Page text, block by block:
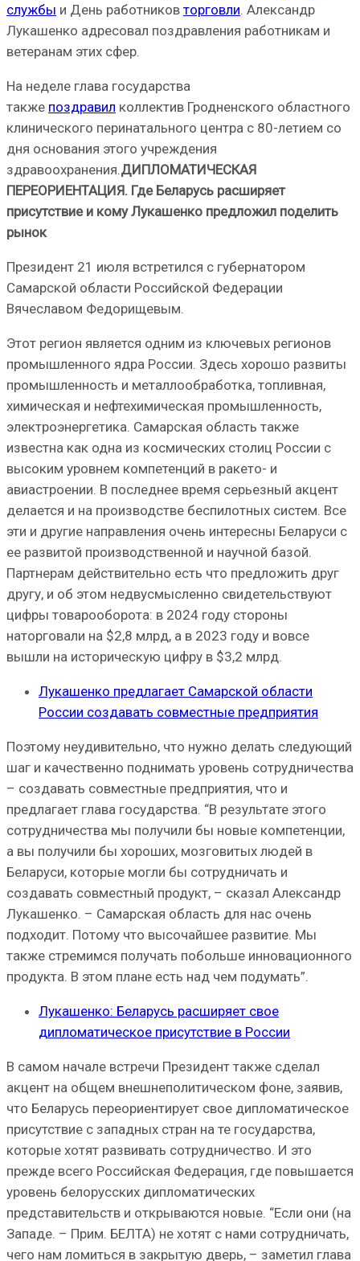
службы и День работников торговли. Александр
Лукашенко адресовал поздравления работникам и
ветеранам этих сфер.
На неделе глава государства
также поздравил коллектив Гродненского областного
клинического перинатального центра с 80-летием со
дня основания этого учреждения
здравоохранения.ДИПЛОМАТИЧЕСКАЯ
ПЕРЕОРИЕНТАЦИЯ. Где Беларусь расширяет
присутствие и кому Лукашенко предложил поделить
рынок
Президент 21 июля встретился с губернатором
Самарской области Российской Федерации
Вячеславом Федорищевым.
Этот регион является одним из ключевых регионов
промышленного ядра России. Здесь хорошо развиты
промышленность и металлообработка, топливная,
химическая и нефтехимическая промышленность,
электроэнергетика. Самарская область также
известна как одна из космических столиц России с
высоким уровнем компетенций в ракето- и
авиастроении. В последнее время серьезный акцент
делается и на производстве беспилотных систем. Все
эти и другие направления очень интересны Беларуси с
ее развитой производственной и научной базой.
Партнерам действительно есть что предложить друг
другу, и об этом недвусмысленно свидетельствуют
цифры товарооборота: в 2024 году стороны
наторговали на $2,8 млрд, а в 2023 году и вовсе
вышли на историческую цифру в $3,2 млрд.
Лукашенко предлагает Самарской области
России создавать совместные предприятия
Поэтому неудивительно, что нужно делать следующий
шаг и качественно поднимать уровень сотрудничества
– создавать совместные предприятия, что и
предлагает глава государства. “В результате этого
сотрудничества мы получили бы новые компетенции,
а вы получили бы хороших, мозговитых людей в
Беларуси, которые могли бы сотрудничать и
создавать совместный продукт, – сказал Александр
Лукашенко. – Самарская область для нас очень
подходит. Потому что высочайшее развитие. Мы
также стремимся получать побольше инновационного
продукта. В этом плане есть над чем подумать”.
Лукашенко: Беларусь расширяет свое
дипломатическое присутствие в России
В самом начале встречи Президент также сделал
акцент на общем внешнеполитическом фоне, заявив,
что Беларусь переориентирует свое дипломатическое
присутствие с западных стран на те государства,
которые хотят развивать сотрудничество. И это
прежде всего Российская Федерация, где повышается
уровень белорусских дипломатических
представительств и открываются новые. “Если они (на
Западе. – Прим. БЕЛТА) не хотят с нами сотрудничать,
чего нам ломиться в закрытую дверь, – заметил глава